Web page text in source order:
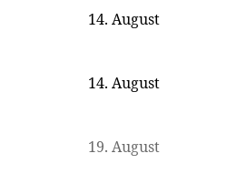
14. August
14. August
19. August